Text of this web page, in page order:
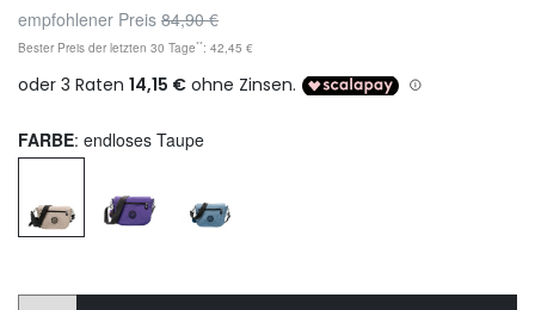
empfohlener Preis 84,90 €
Bester Preis der letzten 30 Tage**: 42,45 €
FARBE: endloses Taupe